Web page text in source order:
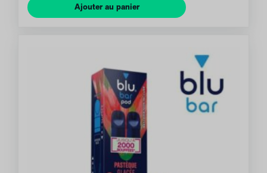
Ajouter au panier